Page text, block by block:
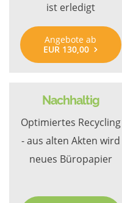
ist erledigt
Angebote ab
EUR 130,00
Nachhaltig
Optimiertes Recycling
- aus alten Akten wird
neues Büropapier